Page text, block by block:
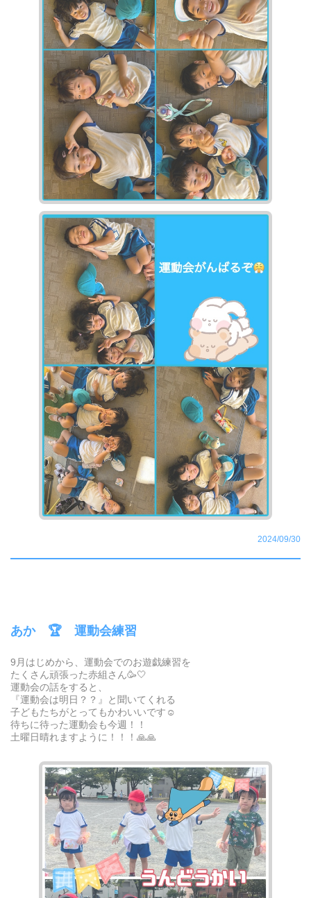
2024/09/30
あか 🏆 運動会練習
9月はじめから、運動会でのお遊戯練習を
たくさん頑張った赤組さん🥳🤍
運動会の話をすると、
『運動会は明日？？』と聞いてくれる
子どもたちがとってもかわいいです☺️
待ちに待った運動会も今週！！
土曜日晴れますように！！！🙏🙏